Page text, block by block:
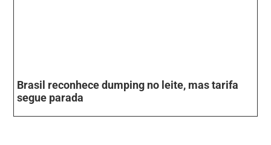
Brasil reconhece dumping no leite, mas tarifa
segue parada